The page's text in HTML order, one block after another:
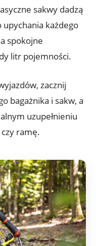
sakwy dadzą
każdego
spokojne
litr pojemności.
zacznij
bagażnika i sakw, a
uzupełnieniu
ramę.